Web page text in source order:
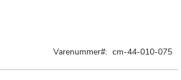
Varenummer cm-44-010-075